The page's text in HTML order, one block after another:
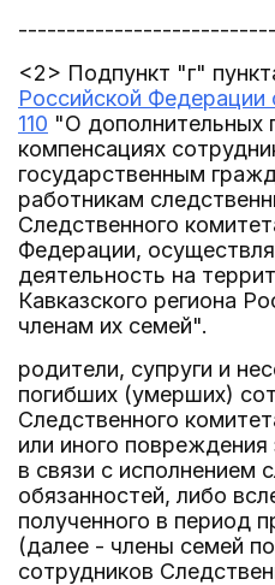
<2> Подпункт "г"
Российской Федерации
110 "О дополнительных
компенсациях
государственным
работникам
Следственного
Федерации,
деятельность на
Кавказского региона
членам их семей".
родители, супруги и
погибших (умерших)
Следственного
или иного
в связи с исполнением
обязанностей, либо
полученного в период
(далее - члены семей
сотрудников